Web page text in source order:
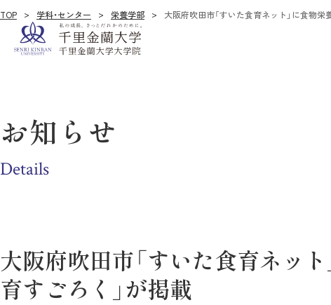
TOP 学科・センター 栄養学部 大阪府吹田市「すいた食育ネット」に食物
お知らせ
Details
大阪府吹田市「すいた食育ネッ
育すごろく」が掲載